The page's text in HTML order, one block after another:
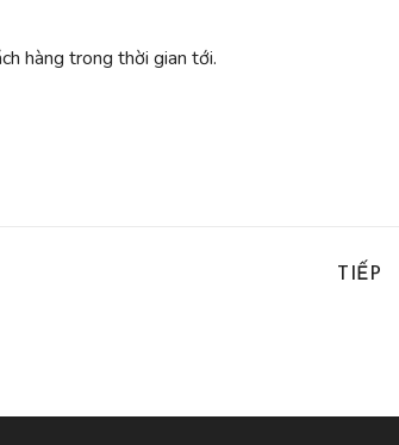
hàng trong thời gian tới.
TIẾP